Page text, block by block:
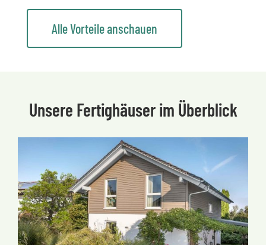
Alle Vorteile anschauen
Unsere Fertighäuser im Überblick